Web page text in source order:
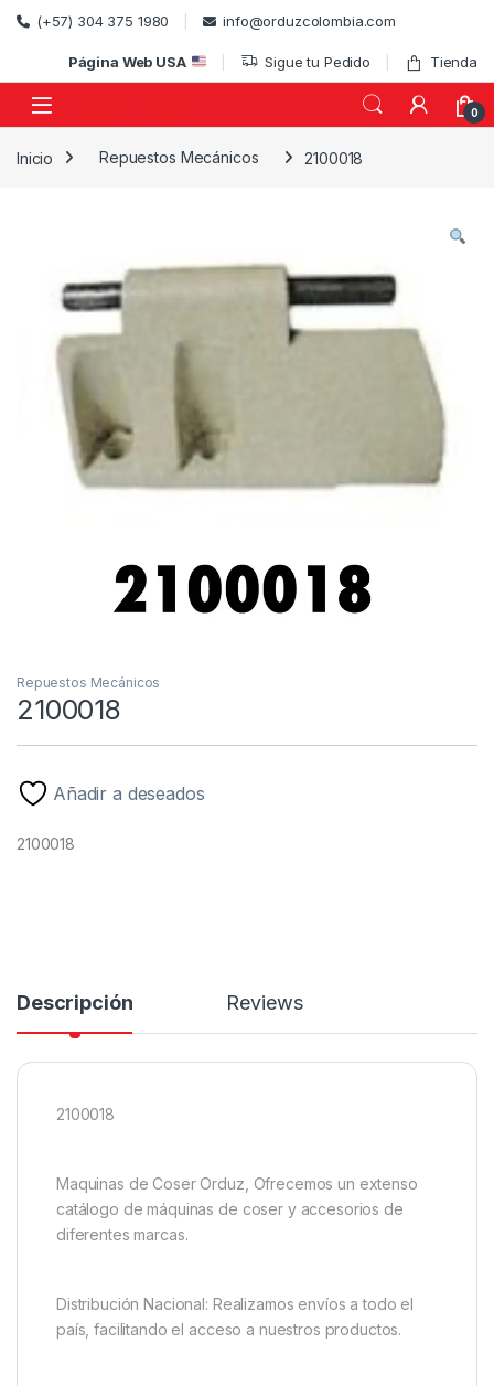
Skip to navigation
Skip to content
(+57) 304 375 1980 info@orduzcolombia.com
Página Web USA Sigue tu Pedido Tienda
0
Inicio Repuestos Mecánicos 2100018
Repuestos Mecánicos
2100018
Añadir a deseados
2100018
Descripción Reviews
2100018
Maquinas de Coser Orduz, Ofrecemos un extenso
catálogo de máquinas de coser y accesorios de
diferentes marcas.
Distribución Nacional: Realizamos envíos a todo el
país, facilitando el acceso a nuestros productos.